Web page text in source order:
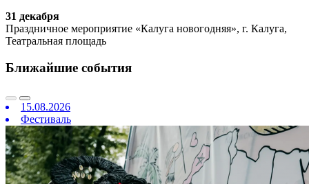
31 декабря
Праздничное мероприятие «Калуга новогодняя», г. Калуга,
Театральная площадь
Ближайшие события
15.08.2026
Фестиваль